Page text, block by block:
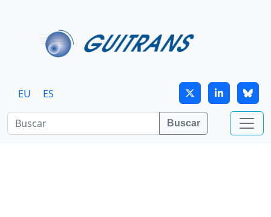
EU ES
Buscar